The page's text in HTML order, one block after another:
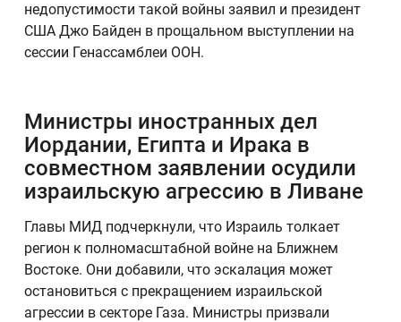
недопустимости такой войны заявил и президент
США Джо Байден в прощальном выступлении на
сессии Генассамблеи ООН.
Министры иностранных дел
Иордании, Египта и Ирака в
совместном заявлении осудили
израильскую агрессию в Ливане
Главы МИД подчеркнули, что Израиль толкает
регион к полномасштабной войне на Ближнем
Востоке. Они добавили, что эскалация может
остановиться с прекращением израильской
агрессии в секторе Газа. Министры призвали